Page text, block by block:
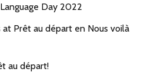
Day 2022
at Prêt au départ en Nous voilà
au départ!